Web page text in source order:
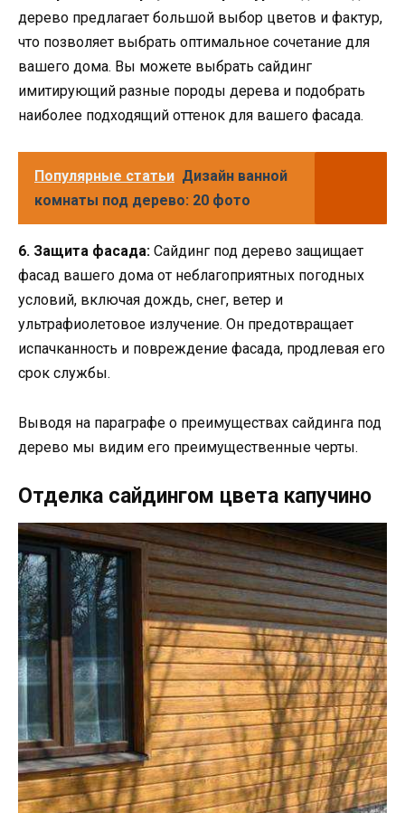
дерево предлагает большой выбор цветов и фактур,
что позволяет выбрать оптимальное сочетание для
вашего дома. Вы можете выбрать сайдинг
имитирующий разные породы дерева и подобрать
наиболее подходящий оттенок для вашего фасада.
Популярные статьи Дизайн ванной
комнаты под дерево: 20 фото
6. Защита фасада: Сайдинг под дерево защищает
фасад вашего дома от неблагоприятных погодных
условий, включая дождь, снег, ветер и
ультрафиолетовое излучение. Он предотвращает
испачканность и повреждение фасада, продлевая его
срок службы.
Выводя на параграфе о преимуществах сайдинга под
дерево мы видим его преимущественные черты.
Отделка сайдингом цвета капучино